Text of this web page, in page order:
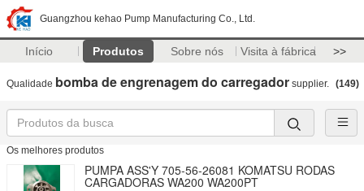
Guangzhou kehao Pump Manufacturing Co., Ltd.
Início Produtos Sobre nós Visita à fábrica >>
Qualidade bomba de engrenagem do carregador supplier. (149)
Os melhores produtos
PUMPA ASS'Y 705-56-26081 KOMATSU RODAS
CARGADORAS WA200 WA200PT